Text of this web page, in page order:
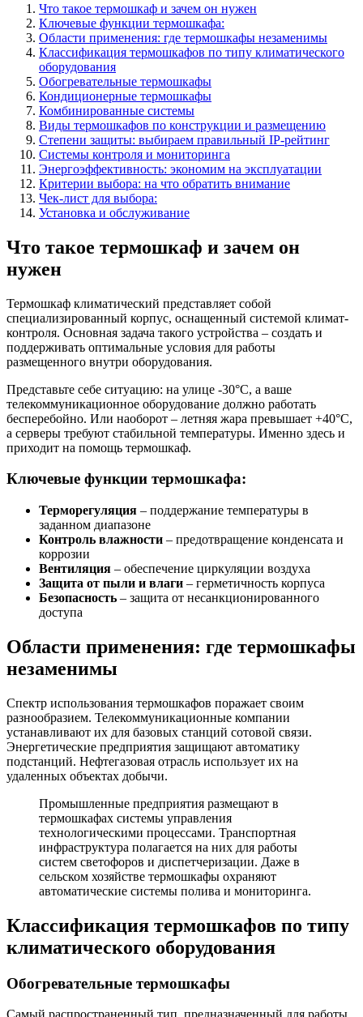
Что такое термошкаф и зачем он нужен
Ключевые функции термошкафа:
Области применения: где термошкафы незаменимы
Классификация термошкафов по типу климатического
оборудования
Обогревательные термошкафы
Кондиционерные термошкафы
Комбинированные системы
Виды термошкафов по конструкции и размещению
Степени защиты: выбираем правильный IP-рейтинг
Системы контроля и мониторинга
Энергоэффективность: экономим на эксплуатации
Критерии выбора: на что обратить внимание
Чек-лист для выбора:
Установка и обслуживание
Что такое термошкаф и зачем он
нужен
Термошкаф климатический представляет собой
специализированный корпус, оснащенный системой климат-
контроля. Основная задача такого устройства – создать и
поддерживать оптимальные условия для работы
размещенного внутри оборудования.
Представьте себе ситуацию: на улице -30°C, а ваше
телекоммуникационное оборудование должно работать
бесперебойно. Или наоборот – летняя жара превышает +40°C,
а серверы требуют стабильной температуры. Именно здесь и
приходит на помощь термошкаф.
Ключевые функции термошкафа:
Терморегуляция – поддержание температуры в
заданном диапазоне
Контроль влажности – предотвращение конденсата и
коррозии
Вентиляция – обеспечение циркуляции воздуха
Защита от пыли и влаги – герметичность корпуса
Безопасность – защита от несанкционированного
доступа
Области применения: где термошкафы
незаменимы
Спектр использования термошкафов поражает своим
разнообразием. Телекоммуникационные компании
устанавливают их для базовых станций сотовой связи.
Энергетические предприятия защищают автоматику
подстанций. Нефтегазовая отрасль использует их на
удаленных объектах добычи.
Промышленные предприятия размещают в
термошкафах системы управления
технологическими процессами. Транспортная
инфраструктура полагается на них для работы
систем светофоров и диспетчеризации. Даже в
сельском хозяйстве термошкафы охраняют
автоматические системы полива и мониторинга.
Классификация термошкафов по типу
климатического оборудования
Обогревательные термошкафы